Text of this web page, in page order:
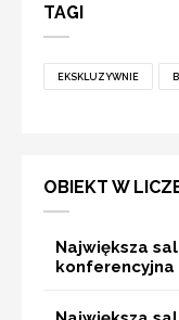
TAGI
EKSKLUZYWNIE
OBIEKT W
Największa
konferencyjna